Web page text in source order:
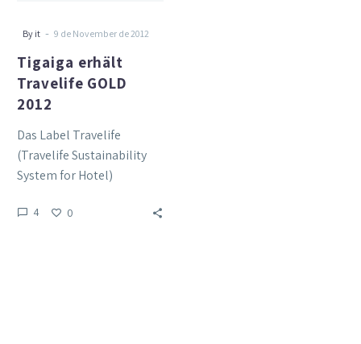
By it - 9 de November de 2012
Tigaiga erhält
Travelife GOLD
2012
Das Label Travelife
(Travelife Sustainability
System for Hotel)
Urlaubszielregionen. Ziel
4 0